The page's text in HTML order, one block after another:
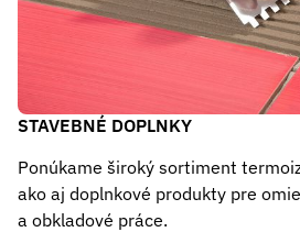
STAVEBNÉ DOPLNKY
Ponúkame široký sortiment
ako aj doplnkové produkty pre
a obkladové práce.